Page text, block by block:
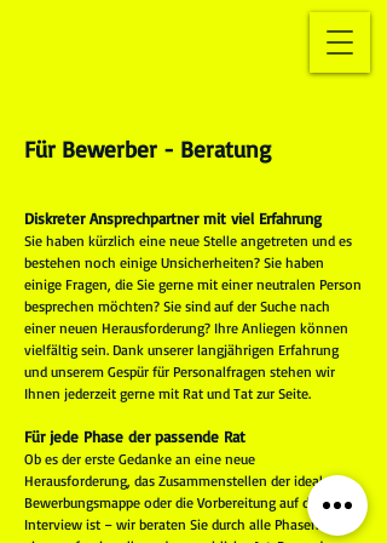
Für Bewerber - Beratung
Diskreter Ansprechpartner mit viel Erfahrung
Sie haben kürzlich eine neue Stelle angetreten und es
bestehen noch einige Unsicherheiten? Sie haben
einige Fragen, die Sie gerne mit einer neutralen Person
besprechen möchten? Sie sind auf der Suche nach
einer neuen Herausforderung? Ihre Anliegen können
vielfältig sein. Dank unserer langjährigen Erfahrung
und unserem Gespür für Personalfragen stehen wir
Ihnen jederzeit gerne mit Rat und Tat zur Seite.
Für jede Phase der passende Rat
Ob es der erste Gedanke an eine neue
Herausforderung, das Zusammenstellen der idealen
Bewerbungsmappe oder die Vorbereitung auf das
Interview ist – wir beraten Sie durch alle Phasen auf